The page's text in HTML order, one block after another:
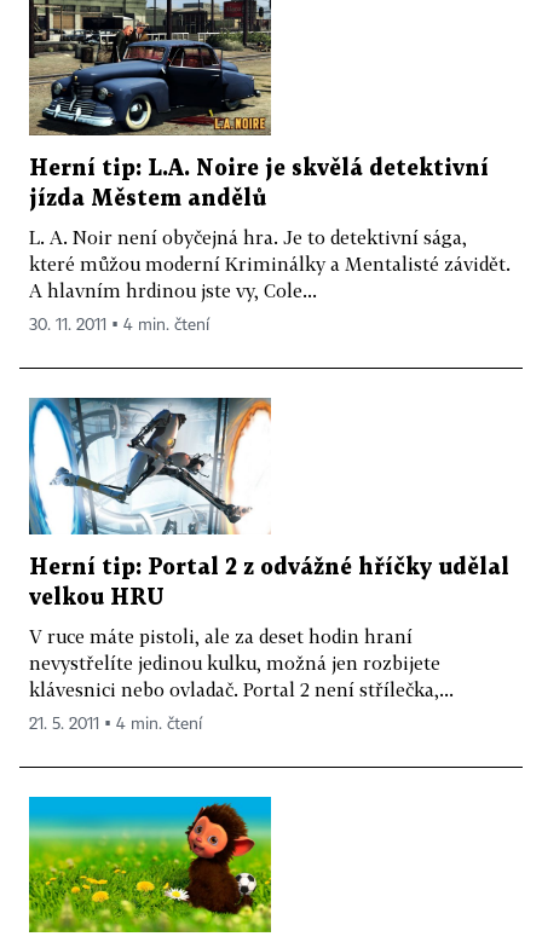
Herní tip: L.A. Noire je skvělá detektivní
jízda Městem andělů
L. A. Noir není obyčejná hra. Je to detektivní sága,
které můžou moderní Kriminálky a Mentalisté závidět.
A hlavním hrdinou jste vy, Cole...
30. 11. 2011 ▪ 4 min. čtení
Herní tip: Portal 2 z odvážné hříčky udělal
velkou HRU
V ruce máte pistoli, ale za deset hodin hraní
nevystřelíte jedinou kulku, možná jen rozbijete
klávesnici nebo ovladač. Portal 2 není střílečka,...
21. 5. 2011 ▪ 4 min. čtení